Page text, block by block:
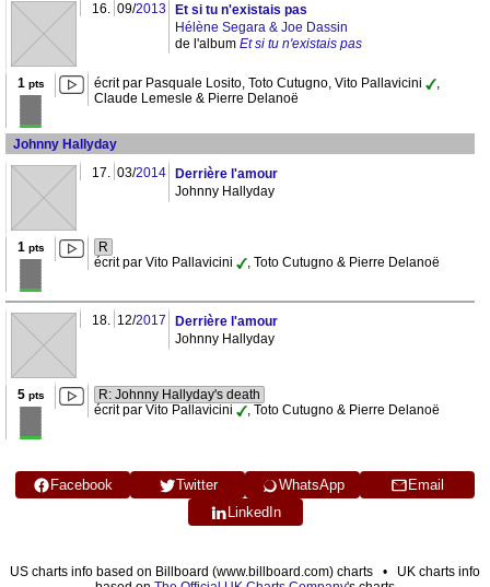
16. 09/2013
Et si tu n'existais pas
Hélène Segara & Joe Dassin
de l'album Et si tu n'existais pas
1 pts écrit par Pasquale Losito, Toto Cutugno, Vito Pallavicini
,
Claude Lemesle & Pierre Delanoë
Johnny Hallyday
17. 03/2014
Derrière l'amour
Johnny Hallyday
1 pts
R
écrit par Vito Pallavicini
, Toto Cutugno & Pierre Delanoë
18. 12/2017
Derrière l'amour
Johnny Hallyday
5pts
R: Johnny Hallyday's death
écrit par Vito Pallavicini
, Toto Cutugno & Pierre Delanoë
Facebook Twitter WhatsApp
Email
LinkedIn
US charts info based on Billboard (www.billboard.com) charts • UK charts info